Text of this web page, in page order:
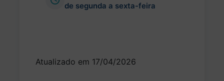
de segunda a sexta-feira
Atualizado em 17/04/2026